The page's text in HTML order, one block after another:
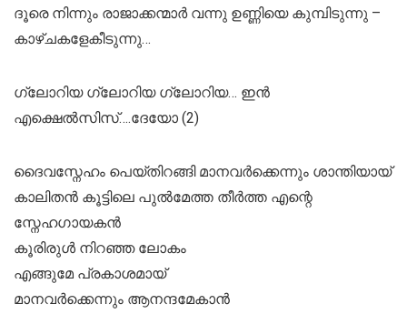
ദൂരെ നിന്നും രാജാക്കന്മാർ വന്നു ഉണ്ണിയെ കുമ്പിടുന്നു –
കാഴ്ചകളേകീടുന്നു…
ഗ്ലോറിയ ഗ്ലോറിയ ഗ്ലോറിയ… ഇൻ
എക്ഷെൽസിസ്….ദേയോ (2)
ദൈവസ്നേഹം പെയ്തിറങ്ങി മാനവർക്കെന്നും ശാന്തിയായ്
കാലിതൻ കൂട്ടിലെ പുൽമേത്ത തീർത്ത എന്റെ
സ്നേഹഗായകൻ
കൂരിരുൾ നിറഞ്ഞ ലോകം
എങ്ങുമേ പ്രകാശമായ്
മാനവർക്കെന്നും ആനന്ദമേകാൻ